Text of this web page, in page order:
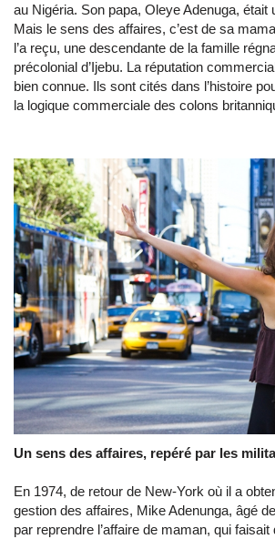
au Nigéria. Son papa, Oleye Adenuga, était
Mais le sens des affaires, c’est de sa
l’a reçu, une descendante de la famille
précolonial d’Ijebu. La réputation
bien connue. Ils sont cités dans l’histoire
la logique commerciale des colons
Un sens des affaires, repéré par les
En 1974, de retour de New-York où il a
gestion des affaires, Mike Adenunga, âgé
par reprendre l’affaire de maman, qui